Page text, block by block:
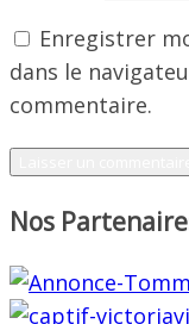
Enregistrer
dans le
commentaire.
Nos